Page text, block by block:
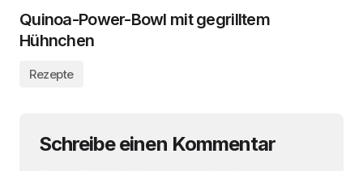
Quinoa-Power-Bowl mit gegrilltem
Hühnchen
Rezepte
Schreibe einen Kommentar